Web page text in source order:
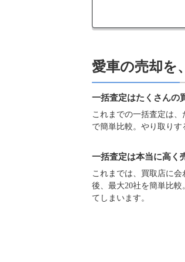
愛車の売却を
一括査定はたくさんの
これまでの一括査定は
で簡単比較。やり取りす
一括査定は本当に高く
これまでは、買取店に
後、最大20社を簡単比
てしまいます。